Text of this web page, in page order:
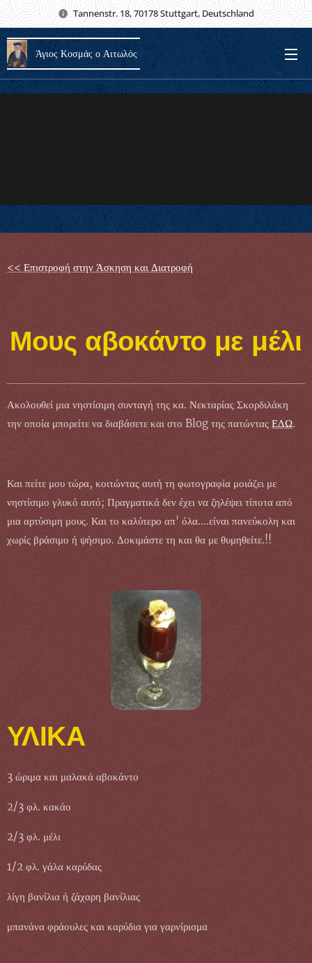
Tannenstr. 18, 70178 Stuttgart, Deutschland
Άγιος Κοσμάς ο Αιτωλός
<< Επιστροφή στην Άσκηση και Διατροφή
Μους αβοκάντο με μέλι
Ακολουθεί μια νηστίσιμη συνταγή της κα. Νεκταρίας Σκορδιλἀκη
την οποία μπορείτε να διαβάσετε και στο Blog της πατώνταςΕΔΩ.
Και πείτε μου τώρα, κοιτώντας αυτή τη φωτογραφία μοιάζει με
νηστίσιμο γλυκό αυτό; Πραγματικά δεν έχει να ζηλέψει τίποτα από
μια αρτύσιμη μους. Και το καλύτερο απ' όλα....είναι πανεύκολη και
χωρίς βράσιμο ή ψήσιμο. Δοκιμάστε τη και θα με θυμηθείτε.!!
ΥΛΙΚΑ
3 ώριμα και μαλακά αβοκάντο
2/3 φλ. κακάο
2/3 φλ. μέλι
1/2 φλ. γάλα καρύδας
λίγη βανίλια ή ζάχαρη βανίλιας
μπανάνα φράουλες και καρύδια για γαρνίρισμα